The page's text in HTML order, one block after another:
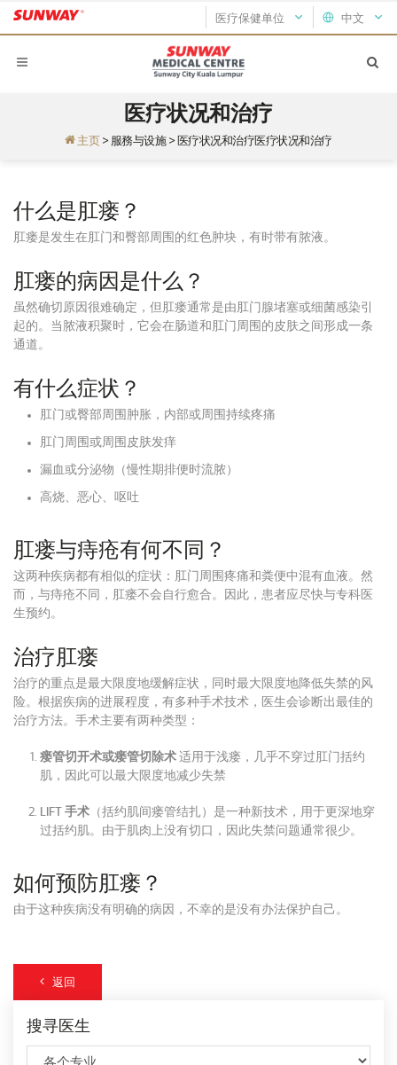
中文
医疗保健单位
医疗状况和治疗
主页 > 服務与设施 > 医疗状况和治疗医疗状况和治疗
什么是肛瘘？
肛瘘是发生在肛门和臀部周围的红色肿块，有时带有脓液。
肛瘘的病因是什么？
虽然确切原因很难确定，但肛瘘通常是由肛门腺堵塞或细菌感染引
起的。当脓液积聚时，它会在肠道和肛门周围的皮肤之间形成一条
通道。
有什么症状？
肛门或臀部周围肿胀，内部或周围持续疼痛
肛门周围或周围皮肤发痒
漏血或分泌物（慢性期排便时流脓）
高烧、恶心、呕吐
肛瘘与痔疮有何不同？
这两种疾病都有相似的症状：肛门周围疼痛和粪便中混有血液。然
而，与痔疮不同，肛瘘不会自行愈合。因此，患者应尽快与专科医
生预约。
治疗肛瘘
治疗的重点是最大限度地缓解症状，同时最大限度地降低失禁的风
险。根据疾病的进展程度，有多种手术技术，医生会诊断出最佳的
治疗方法。手术主要有两种类型：
瘘管切开术或瘘管切除术 适用于浅瘘，几乎不穿过肛门括约
肌，因此可以最大限度地减少失禁
LIFT 手术 （括约肌间瘘管结扎）是一种新技术，用于更深地穿
过括约肌。由于肌肉上没有切口，因此失禁问题通常很少。
如何预防肛瘘？
由于这种疾病没有明确的病因，不幸的是没有办法保护自己。
返回
搜寻医生